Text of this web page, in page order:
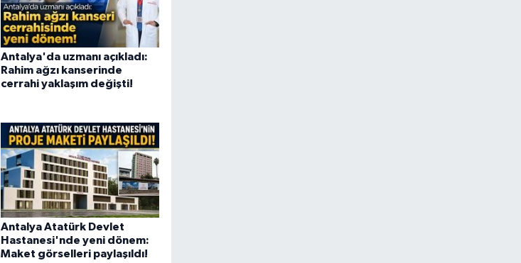
Antalya'da uzmanı açıkladı:
Rahim ağzı kanserinde
cerrahi yaklaşım değişti!
Antalya Atatürk Devlet
Hastanesi'nde yeni dönem:
Maket görselleri paylaşıldı!